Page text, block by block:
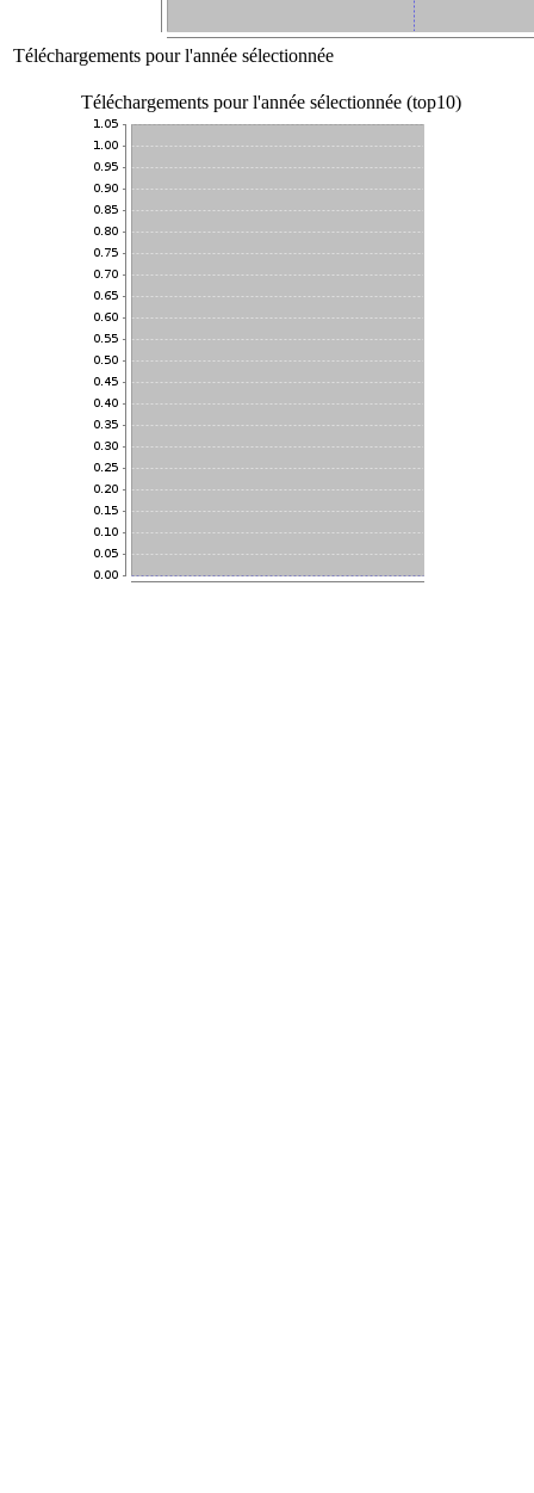
Téléchargements pour l'année sélectionnée
Téléchargements pour l'année sélectionnée (top10)